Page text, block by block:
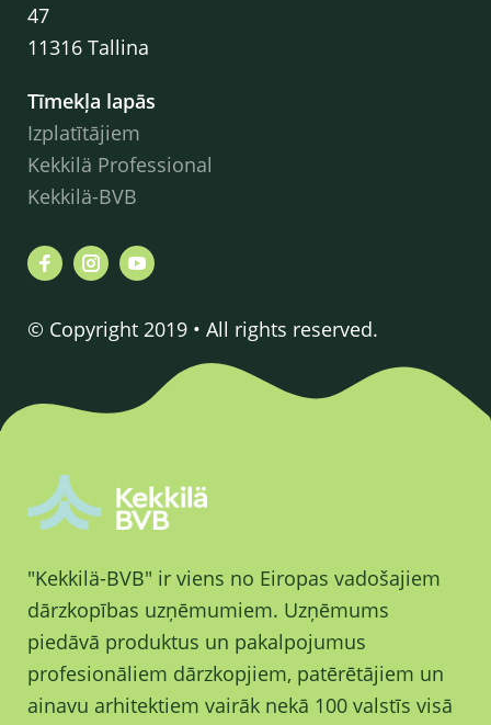
47
11316 Tallina
Tīmekļa lapās
Izplatītājiem
Kekkilä Professional
Kekkilä-BVB
© Copyright 2019 • All rights reserved.
"Kekkilä-BVB" ir viens no Eiropas vadošajiem
dārzkopības uzņēmumiem. Uzņēmums
piedāvā produktus un pakalpojumus
profesionāliem dārzkopjiem, patērētājiem un
ainavu arhitektiem vairāk nekā 100 valstīs visā